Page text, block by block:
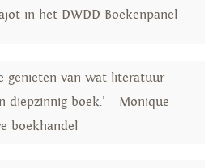
in het DWDD Boekenpanel
genieten van wat literatuur
diepzinnig boek.’ – Monique
boekhandel